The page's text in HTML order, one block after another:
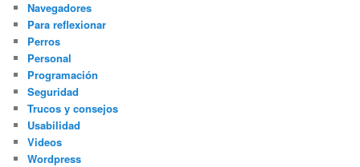
Navegadores
Para reflexionar
Perros
Personal
Programación
Seguridad
Trucos y consejos
Usabilidad
Videos
Wordpress